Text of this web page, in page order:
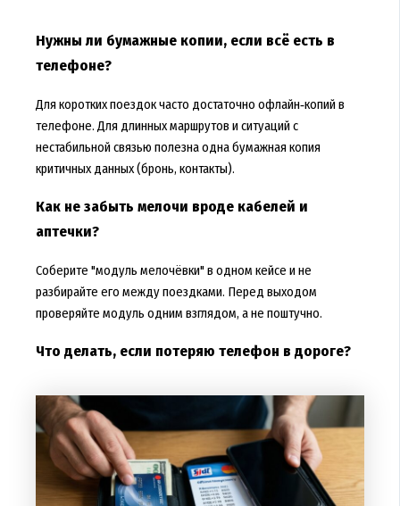
Нужны ли бумажные копии, если всё есть в
телефоне?
Для коротких поездок часто достаточно офлайн‑копий в
телефоне. Для длинных маршрутов и ситуаций с
нестабильной связью полезна одна бумажная копия
критичных данных (бронь, контакты).
Как не забыть мелочи вроде кабелей и
аптечки?
Соберите "модуль мелочёвки" в одном кейсе и не
разбирайте его между поездками. Перед выходом
проверяйте модуль одним взглядом, а не поштучно.
Что делать, если потеряю телефон в дороге?